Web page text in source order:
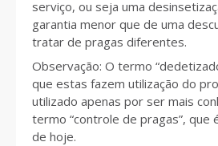
serviço, ou seja uma
garantia menor que de uma
tratar de pragas diferentes.
Observação: O termo
que estas fazem utilização do
utilizado apenas por ser mais
termo “controle de pragas”, que
de hoje.